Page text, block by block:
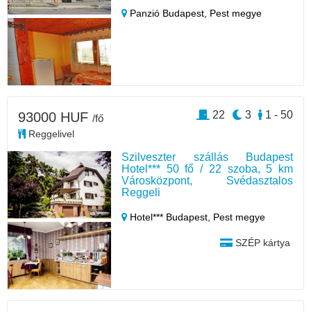
Panzió Budapest, Pest megye
Szilveszter szállás Budapest
Hotel*** 50 fő / 22 szoba, 5 km
Városközpont, Svédasztalos
Reggeli
Hotel*** Budapest, Pest megye
SZÉP kártya
93000 HUF /fő
Reggelivel
1 - 50
3
22